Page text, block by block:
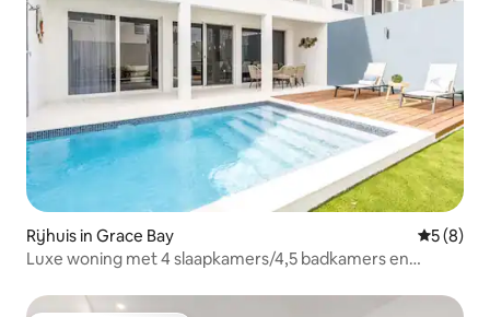
Rijhuis in Grace Bay
5 (8)
Luxe woning met 4 slaapkamers/4,5 badkamers en